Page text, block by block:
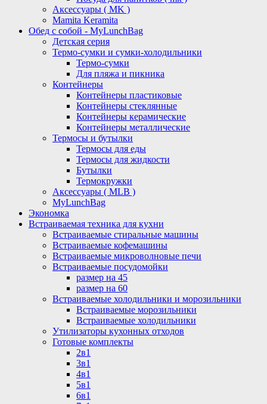
Аксессуары ( MK )
Mamita Keramita
Обед с собой - MyLunchBag
Детская серия
Термо-сумки и сумки-холодильники
Термо-сумки
Для пляжа и пикника
Контейнеры
Контейнеры пластиковые
Контейнеры стеклянные
Контейнеры керамические
Контейнеры металлические
Термосы и бутылки
Термосы для еды
Термосы для жидкости
Бутылки
Термокружки
Аксессуары ( MLB )
MyLunchBag
Экономка
Встраиваемая техника для кухни
Встраиваемые стиральные машины
Встраиваемые кофемашины
Встраиваемые микроволновые печи
Встраиваемые посудомойки
размер на 45
размер на 60
Встраиваемые холодильники и морозильники
Встраиваемые морозильники
Встраиваемые холодильники
Утилизаторы кухонных отходов
Готовые комплекты
2в1
3в1
4в1
5в1
6в1